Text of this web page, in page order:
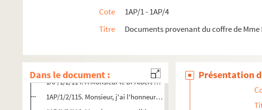
Cote
1AP/1 - 1AP/4
Titre
Documents provenant du coffre de
Dans le document :
1AP/1/2/109. Mon bien cher confrère, Je reçois la note ci-jointe, qui
1AP/1/2/113. Je prends la liberté, Général, de solliciter votre bon
1AP/1/2/114. A Monsieur le Dr Albert Robin Membre de l'Académie de
1AP/1/2/115. Monsieur, j'ai l'honneur de vous informer que vous avez
Présentation